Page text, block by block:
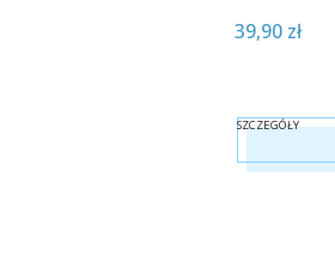
39,90 zł
SZCZEGÓŁY